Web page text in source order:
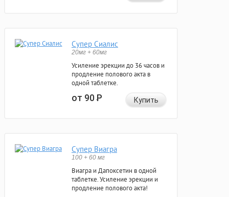
Супер Сиалис
20мг + 60мг
Усиление эрекции до 36 часов и
продление полового акта в
одной таблетке.
от 90Р Купить
Супер Виагра
100 + 60 мг
Виагра и Дапоксетин в одной
таблетке. Усиление эрекции и
продление полового акта!